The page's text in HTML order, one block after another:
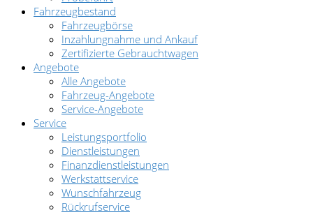
Fahrzeugbestand
Fahrzeugbörse
Inzahlungnahme und Ankauf
Zertifizierte Gebrauchtwagen
Angebote
Alle Angebote
Fahrzeug-Angebote
Service-Angebote
Service
Leistungsportfolio
Dienstleistungen
Finanzdienstleistungen
Werkstattservice
Wunschfahrzeug
Rückrufservice